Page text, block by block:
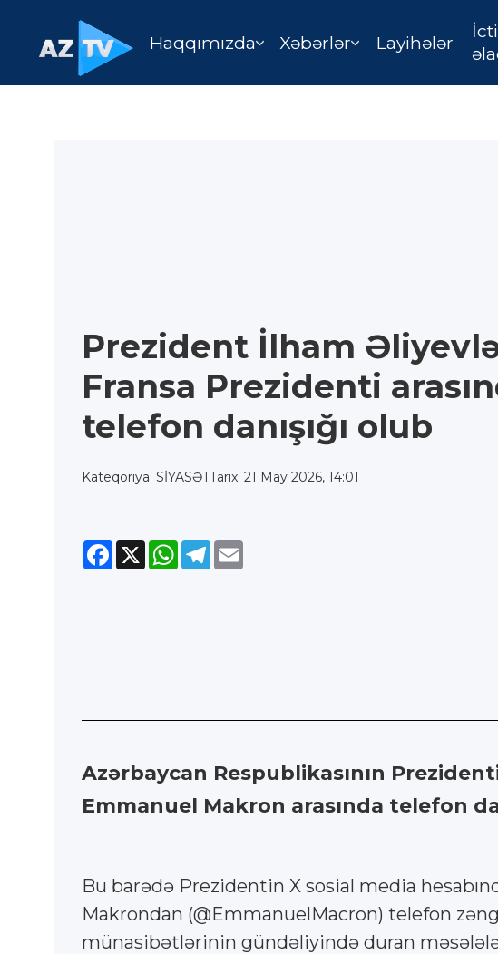
Haqqımızda Xəbərlər Layihələr
Prezident İlham
Fransa Prezidenti
telefon danışığı olub
Kateqoriya: SİYASƏTTarix: 21 May 2026, 14:01
Facebook
X WhatsApp
Telegram
Azərbaycan Respublikasının
Emmanuel Makron arasında telefon
Bu barədə Prezidentin X sosial media
Makrondan (@EmmanuelMacron) telefon
münasibətlərinin gündəliyində duran